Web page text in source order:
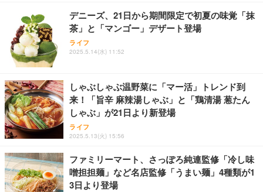
デニーズ、21日から期間限定で初夏の味覚「抹
茶」と「マンゴー」デザート登場
ライフ
2025.5.14(水) 11:52
しゃぶしゃぶ温野菜に「マー活」トレンド到
来！「旨辛 麻辣湯しゃぶ」と「鶏清湯 葱たん
しゃぶ」が21日より新登場
ライフ
2025.5.13(火) 15:56
ファミリーマート、さっぽろ純連監修「冷し味
噌担担麺」など名店監修「うまい麺」4種類が1
3日より登場